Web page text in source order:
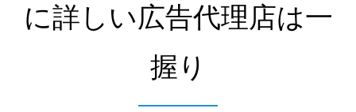
に詳しい広告代理店は一
握り